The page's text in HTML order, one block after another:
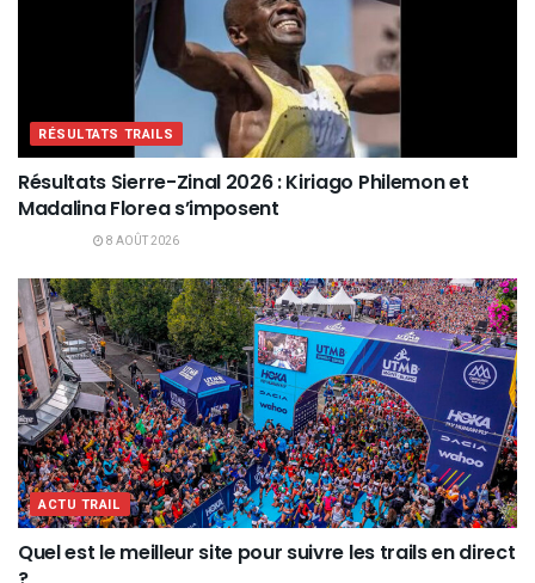
RÉSULTATS TRAILS
Résultats Sierre-Zinal 2026 : Kiriago Philemon et
Madalina Florea s’imposent
8 AOÛT 2026
ACTU TRAIL
Quel est le meilleur site pour suivre les trails en direct